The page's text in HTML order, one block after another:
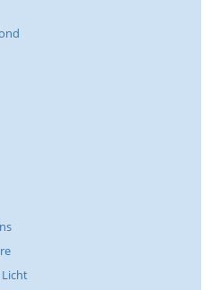
Licht